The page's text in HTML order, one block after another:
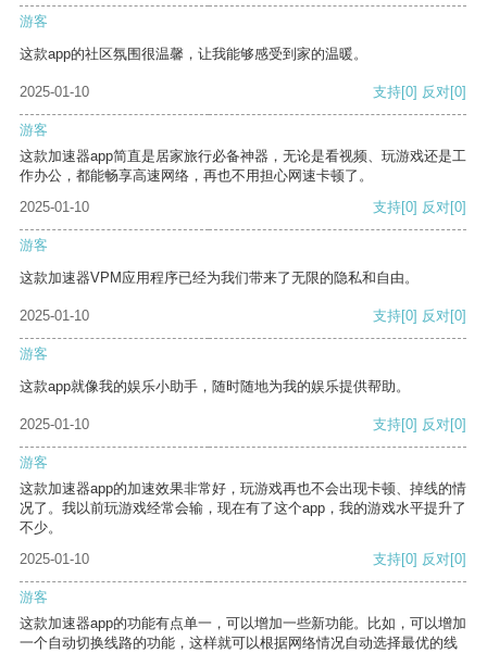
游客
这款app的社区氛围很温馨，让我能够感受到家的温暖。
2025-01-10 支持[0] 反对[0]
游客
这款加速器app简直是居家旅行必备神器，无论是看视频、玩游戏还是工
作办公，都能畅享高速网络，再也不用担心网速卡顿了。
2025-01-10
支持[0] 反对[0]
游客
这款加速器VPM应用程序已经为我们带来了无限的隐私和自由。
2025-01-10 支持[0] 反对[0]
游客
这款app就像我的娱乐小助手，随时随地为我的娱乐提供帮助。
2025-01-10 支持[0] 反对[0]
游客
这款加速器app的加速效果非常好，玩游戏再也不会出现卡顿、掉线的情
况了。我以前玩游戏经常会输，现在有了这个app，我的游戏水平提升了
不少。
2025-01-10
支持[0] 反对[0]
游客
这款加速器app的功能有点单一，可以增加一些新功能。比如，可以增加
一个自动切换线路的功能，这样就可以根据网络情况自动选择最优的线